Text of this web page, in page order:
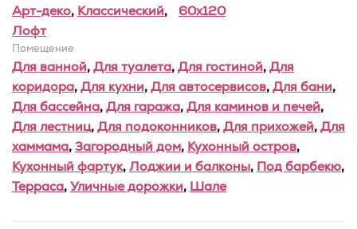
Арт-деко, Классический,
Лофт
60x120
Помещение
Для ванной,Для туалета,Для гостиной,Для
коридора,Для кухни,Для автосервисов,Для бани,
Для бассейна,Для гаража,Для каминов и печей,
Для лестниц,Для подоконников,Для прихожей,Для
хаммама,Загородный дом, Кухонный остров,
Кухонный фартук,Лоджии и балконы, Под барбекю,
Терраса,Уличные дорожки, Шале